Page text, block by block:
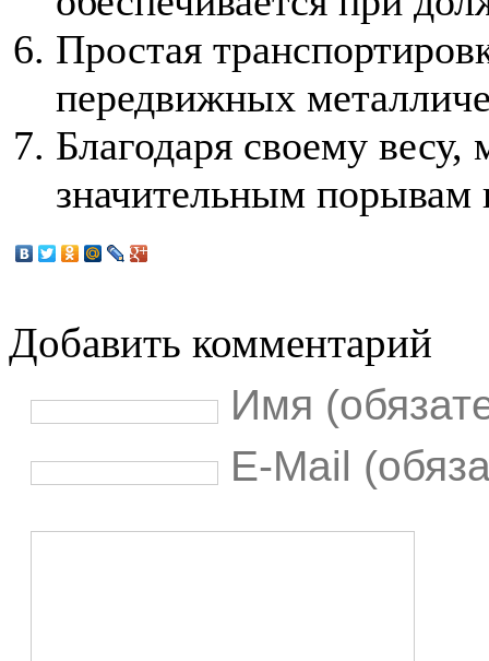
Простая
передвижных
Благодаря своему весу,
значительным порывам
Добавить комментарий
Имя
E-Mail